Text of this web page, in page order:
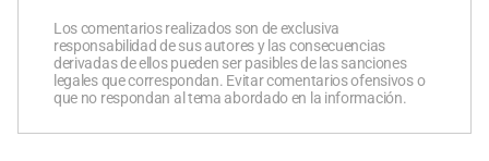
Los comentarios realizados son de exclusiva
responsabilidad de sus autores y las consecuencias
derivadas de ellos pueden ser pasibles de las sanciones
legales que correspondan. Evitar comentarios ofensivos o
que no respondan al tema abordado en la información.